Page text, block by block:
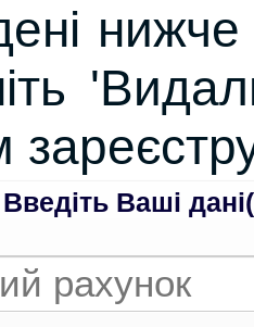
нижче
Введіть Ваші